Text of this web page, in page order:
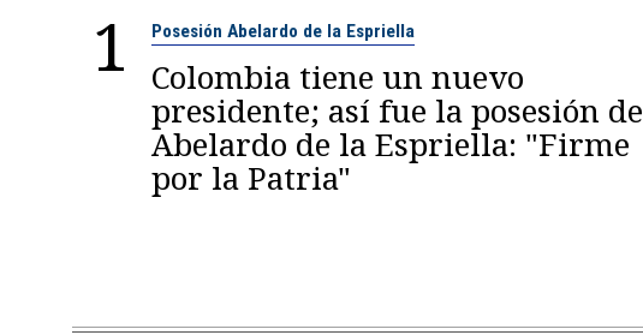
1 Posesión Abelardo de la Espriella
Colombia tiene un nuevo
presidente; así fue la posesión de
Abelardo de la Espriella: "Firme
por la Patria"